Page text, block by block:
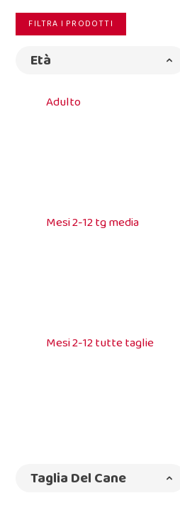
FILTRA I PRODOTTI
Età
Adulto
Mesi 2-12 tg media
Mesi 2-12 tutte taglie
Taglia Del Cane